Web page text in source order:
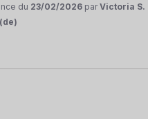
du 23/02/2026 parVictoria S.